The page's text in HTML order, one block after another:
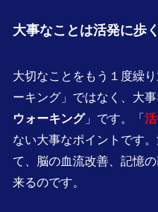
大事なことは活発に歩
大切なことをもう１度繰
ーキング」ではなく、大事
ウォーキング」です。「
ない大事なポイントです
て、脳の血流改善、記憶
来るのです。